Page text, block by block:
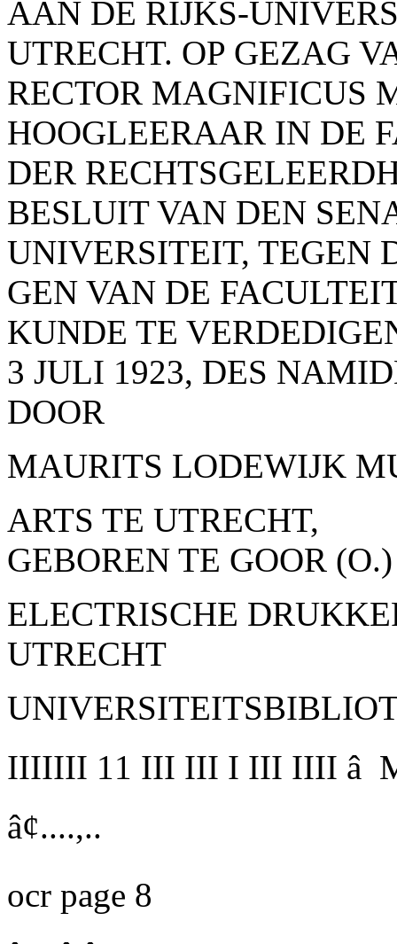
AAN DE RIJKS-
UTRECHT. OP GEZAG
RECTOR MAGNIFICUS
HOOGLEERAAR IN DE
DER
BESLUIT VAN DEN
UNIVERSITEIT, TEGEN
GEN VAN DE
KUNDE TE
3 JULI 1923, DES
DOOR
MAURITS LODEWIJK
ARTS TE UTRECHT,
GEBOREN TE GOOR (O.)
ELECTRISCHE
UTRECHT
IIIIIII 11 III III I III IIII â
â¢....,..
ocr page 8